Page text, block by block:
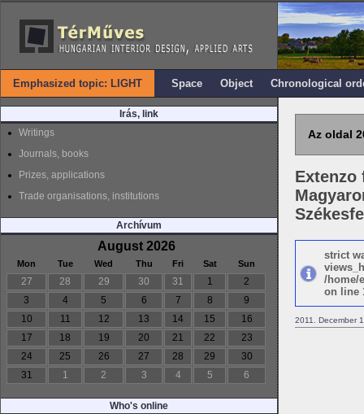
Emphasized topic: LIGHT Space Object Chronological
Irás, link
Writings
Journals, books
Prizes, applications
Trade organisations, institutions
Archívum
August 2026
Mon Tue Wed Thu Fri Sat Sun
27 28 29 30 31 1
2
3
4 5 6 7 8
9
10
11 12 13 14 15
16
17
18 19 20 21 22
23
24
25 26 27 28 29
30
31
1 2 3 4 5 6
Who's online
Az oldal
Extenzo
strict
/home/
on line
2011. December